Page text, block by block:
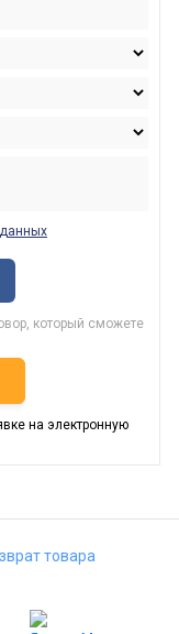
который сможете
на электронную
товара